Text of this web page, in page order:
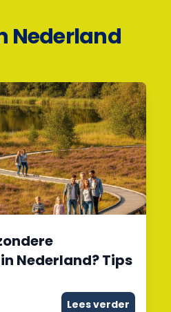
Nederland
Nederland? Tips
Lees verder